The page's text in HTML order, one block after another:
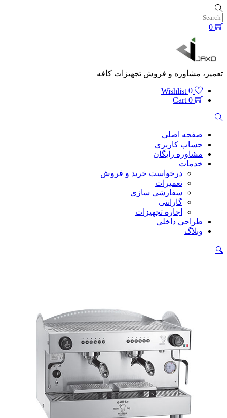
Skip
to
content
0
تعمیر، مشاوره و فروش تجهیزات کافه
0
Wishlist
0
Cart
Search
صفحه اصلی
حساب کاربری
مشاوره رایگان
خدمات
درخواست خرید و فروش
تعمیرات
سفارشی سازی
گارانتی
اجاره تجهیزات
طراحی داخلی
وبلاگ
Close
🔍